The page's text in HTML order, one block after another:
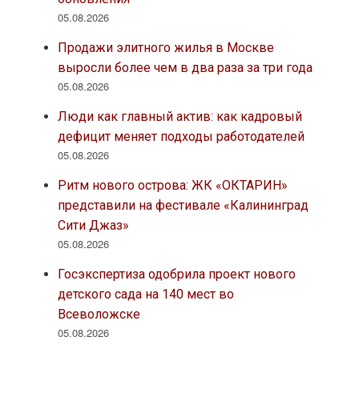
05.08.2026
Продажи элитного жилья в Москве
выросли более чем в два раза за три года
05.08.2026
Люди как главный актив: как кадровый
дефицит меняет подходы работодателей
05.08.2026
Ритм нового острова: ЖК «ОКТАРИН»
представили на фестивале «Калининград
Сити Джаз»
05.08.2026
Госэкспертиза одобрила проект нового
детского сада на 140 мест во
Всеволожске
05.08.2026